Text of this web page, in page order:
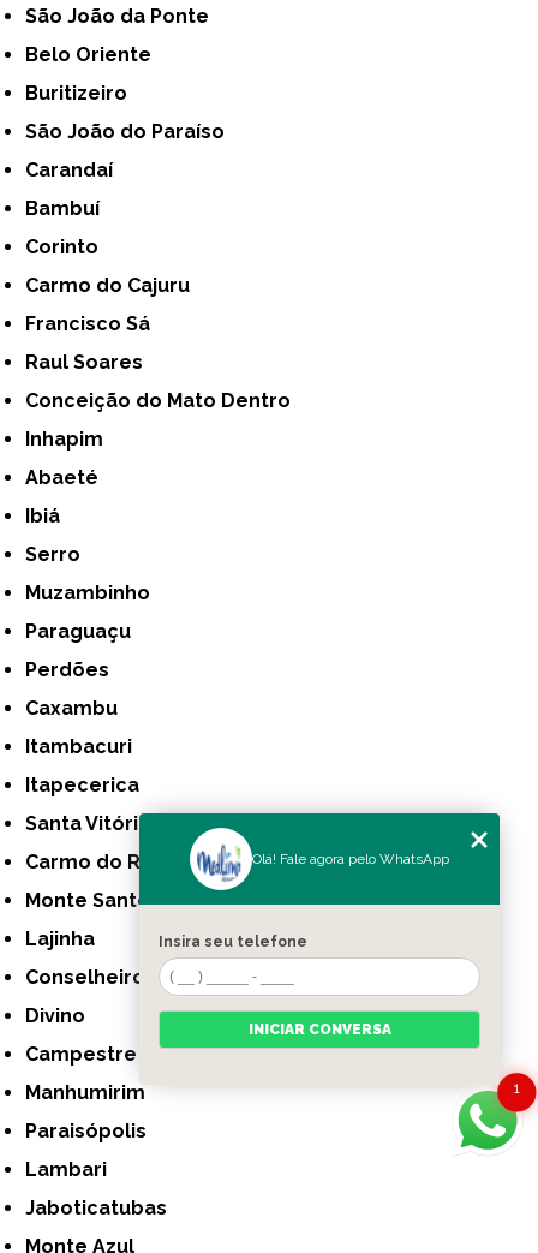
São João da Ponte
Belo Oriente
Buritizeiro
São João do Paraíso
Carandaí
Bambuí
Corinto
Carmo do Cajuru
Francisco Sá
Raul Soares
Conceição do Mato Dentro
Inhapim
Abaeté
Ibiá
Serro
Muzambinho
Paraguaçu
Perdões
Caxambu
Itambacuri
Itapecerica
Santa Vitória
Carmo do Rio Claro
Monte Santo de Minas
Lajinha
Conselheiro Pena
Divino
Campestre
Manhumirim
Paraisópolis
Lambari
Jaboticatubas
Monte Azul
1
Olá! Fale agora pelo WhatsApp
Insira seu telefone
INICIAR CONVERSA